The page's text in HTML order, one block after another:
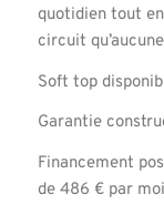
quotidien tout
circuit
Soft top
Garantie
Financement
de 486 € par